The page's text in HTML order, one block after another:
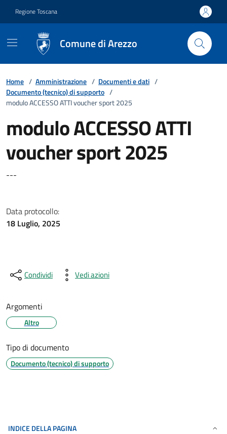
Regione Toscana
Comune di Arezzo
Home / Amministrazione / Documenti e dati /
Documento (tecnico) di supporto /
modulo ACCESSO ATTI voucher sport 2025
modulo ACCESSO ATTI
voucher sport 2025
---
Data protocollo:
18 Luglio, 2025
Condividi Vedi azioni
Argomenti
Altro
Tipo di documento
Documento (tecnico) di supporto
INDICE DELLA PAGINA